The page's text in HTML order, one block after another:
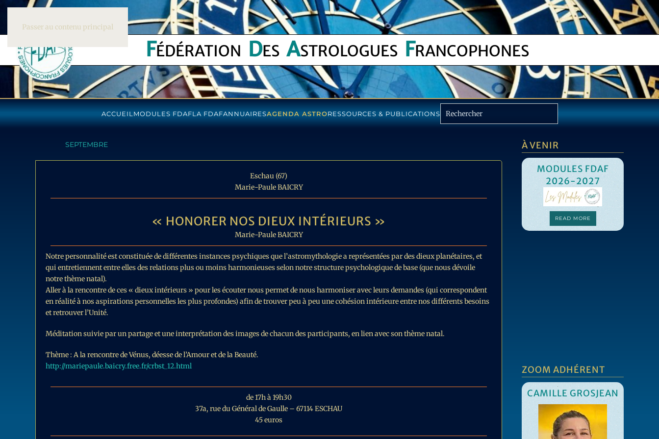
Passer au contenu principal
FÉDÉRATION DES ASTROLOGUES FRANCOPHONES
ACCUEIL MODULES FDAFLA FDAFANNUAIRESAGENDA ASTRORESSOURCES & PUBLICATIONS
SEPTEMBRE
Eschau (67)
Marie-Paule BAICRY
« HONORER NOS DIEUX INTÉRIEURS »
Marie-Paule BAICRY
Notre personnalité est constituée de différentes instances psychiques que l’astromythologie a représentées par des dieux planétaires, et
qui entretiennent entre elles des relations plus ou moins harmonieuses selon notre structure psychologique de base (que nous dévoile
notre thème natal).
Aller à la rencontre de ces « dieux intérieurs » pour les écouter nous permet de nous harmoniser avec leurs demandes (qui correspondent
en réalité à nos aspirations personnelles les plus profondes) afin de trouver peu à peu une cohésion intérieure entre nos différents besoins
et retrouver l’Unité.
Méditation suivie par un partage et une interprétation des images de chacun des participants, en lien avec son thème natal.
Thème : A la rencontre de Vénus, déesse de l’Amour et de la Beauté.
http://mariepaule.baicry.free.fr/crbst_12.html
de 17h à 19h30
37a, rue du Général de Gaulle – 67114 ESCHAU
45 euros
À VENIR
MODULES FDAF
2026-2027
READ MORE
ZOOM ADHÉRENT
CAMILLE GROSJEAN